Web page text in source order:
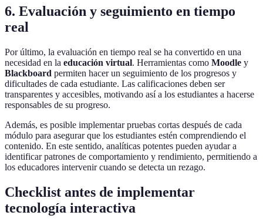
6. Evaluación y seguimiento en tiempo
real
Por último, la evaluación en tiempo real se ha convertido en una
necesidad en la educación virtual. Herramientas como Moodle y
Blackboard permiten hacer un seguimiento de los progresos y
dificultades de cada estudiante. Las calificaciones deben ser
transparentes y accesibles, motivando así a los estudiantes a hacerse
responsables de su progreso.
Además, es posible implementar pruebas cortas después de cada
módulo para asegurar que los estudiantes estén comprendiendo el
contenido. En este sentido, analíticas potentes pueden ayudar a
identificar patrones de comportamiento y rendimiento, permitiendo a
los educadores intervenir cuando se detecta un rezago.
Checklist antes de implementar
tecnología interactiva